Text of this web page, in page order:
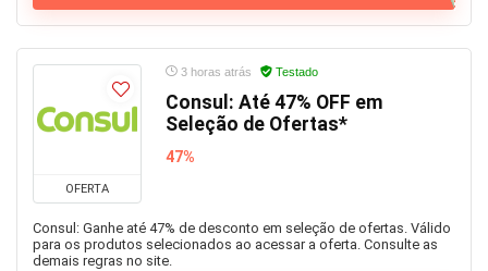
OFERTA
3 horas atrás Testado
Consul: Até 47% OFF em
Seleção de Ofertas*
47%
Consul: Ganhe até 47% de desconto em seleção de ofertas. Válido
para os produtos selecionados ao acessar a oferta. Consulte as
demais regras no site.